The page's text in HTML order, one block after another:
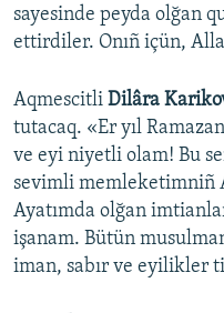
sayesinde peyda olğan
ettirdiler. Onıñ içün,
Aqmescitli Dilâra
tutacaq. «Er yıl
ve eyi niyetli olam! Bu
sevimli memleketimniñ
Ayatımda olğan
işanam. Bütün
iman, sabır ve eyilikler